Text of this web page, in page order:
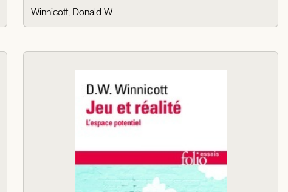
Winnicott, Donald W.